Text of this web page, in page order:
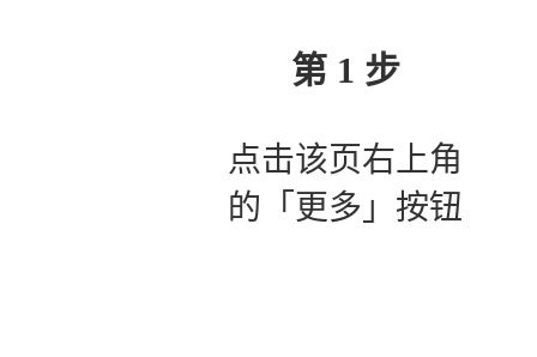
第 1 步
点击该页右上角
的「更多」按钮